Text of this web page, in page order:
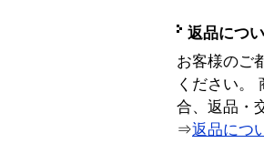
返品につ
お客様のご
ください。
合、返品・
⇒返品につ